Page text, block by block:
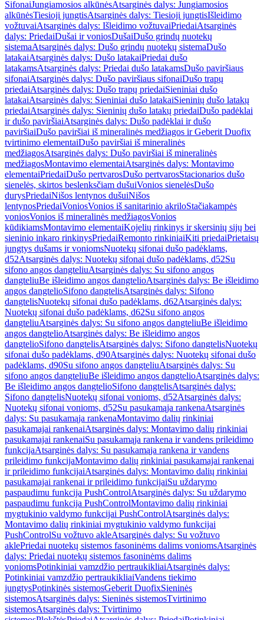
SifonaiJungiamosios alkūnėsAtsarginės dalys: Jungiamosios
alkūnėsTiesioji jungtisAtsarginės dalys: Tiesioji jungtisIšleidimo
vožtuvaiAtsarginės dalys: Išleidimo vožtuvaiPriedaiAtsarginės
dalys: PriedaiDušai ir voniosDušaiDušo grindų nuotekų
sistemaAtsarginės dalys: Dušo grindų nuotekų sistemaDušo
latakaiAtsarginės dalys: Dušo latakaiPriedai dušo
latakamsAtsarginės dalys: Priedai dušo latakamsDušo paviršiaus
sifonaiAtsarginės dalys: Dušo paviršiaus sifonaiDušo trapų
priedaiAtsarginės dalys: Dušo trapų priedaiSieniniai dušo
latakaiAtsarginės dalys: Sieniniai dušo latakaiSieninių dušo latakų
priedaiAtsarginės dalys: Sieninių dušo latakų priedaiDušo padėklai
ir dušo paviršiaiAtsarginės dalys: Dušo padėklai ir dušo
paviršiaiDušo paviršiai iš mineralinės medžiagos ir Geberit Duofix
tvirtinimo elementaiDušo paviršiai iš mineralinės
medžiagosAtsarginės dalys: Dušo paviršiai iš mineralinės
medžiagosMontavimo elementaiAtsarginės dalys: Montavimo
elementaiPriedaiDušo pertvarosDušo pertvarosStacionarios dušo
sienelės, skirtos beslenksčiam dušuiVonios sienelėsDušo
durysPriedaiNišos lentynos dušuiNišos
lentynosPriedaiVoniosVonios iš sanitarinio akriloStačiakampės
voniosVonios iš mineralinės medžiagosVonios
kūdikiamsMontavimo elementaiKojelių rinkinys ir skersinių sijų bei
sieninio inkaro rinkinysPriedaiRemonto rinkiniaiKiti priedaiPrietaisų
jungtys dušams ir voniomsNuotekų sifonai dušo padėklams,
d52Atsarginės dalys: Nuotekų sifonai dušo padėklams, d52Su
sifono angos dangteliuAtsarginės dalys: Su sifono angos
dangteliuBe išleidimo angos dangtelioAtsarginės dalys: Be išleidimo
angos dangtelioSifono dangtelisAtsarginės dalys: Sifono
dangtelisNuotekų sifonai dušo padėklams, d62Atsarginės dalys:
Nuotekų sifonai dušo padėklams, d62Su sifono angos
dangteliuAtsarginės dalys: Su sifono angos dangteliuBe išleidimo
angos dangtelioAtsarginės dalys: Be išleidimo angos
dangtelioSifono dangtelisAtsarginės dalys: Sifono dangtelisNuotekų
sifonai dušo padėklams, d90Atsarginės dalys: Nuotekų sifonai dušo
padėklams, d90Su sifono angos dangteliuAtsarginės dalys: Su
sifono angos dangteliuBe išleidimo angos dangtelioAtsarginės dalys:
Be išleidimo angos dangtelioSifono dangtelisAtsarginės dalys:
Sifono dangtelisNuotekų sifonai vonioms, d52Atsarginės dalys:
Nuotekų sifonai vonioms, d52Su pasukamąja rankenaAtsarginės
dalys: Su pasukamąja rankenaMontavimo dalių rinkiniai
pasukamajai rankenaiAtsarginės dalys: Montavimo dalių rinkiniai
pasukamajai rankenaiSu pasukamąja rankena ir vandens prileidimo
funkcijaAtsarginės dalys: Su pasukamąja rankena ir vandens
prileidimo funkcijaMontavimo dalių rinkiniai pasukamajai rankenai
ir prileidimo funkcijaiAtsarginės dalys: Montavimo dalių rinkiniai
pasukamajai rankenai ir prileidimo funkcijaiSu uždarymo
paspaudimu funkcija PushControlAtsarginės dalys: Su uždarymo
paspaudimu funkcija PushControlMontavimo dalių rinkiniai
mygtukinio valdymo funkcijai PushControlAtsarginės dalys:
Montavimo dalių rinkiniai mygtukinio valdymo funkcijai
PushControlSu vožtuvo akleAtsarginės dalys: Su vožtuvo
aklePriedai nuotekų sistemos fasoninėms dalims voniomsAtsarginės
dalys: Priedai nuotekų sistemos fasoninėms dalims
voniomsPotinkiniai vamzdžio pertraukikliaiAtsarginės dalys:
Potinkiniai vamzdžio pertraukikliaiVandens tiekimo
jungtysPotinkinės sistemosGeberit DuofixSieninės
sistemosAtsarginės dalys: Sieninės sistemosTvirtinimo
sistemosAtsarginės dalys: Tvirtinimo